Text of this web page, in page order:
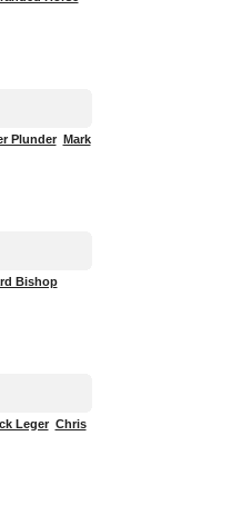
Plunder Mark
Bishop
Leger Chris